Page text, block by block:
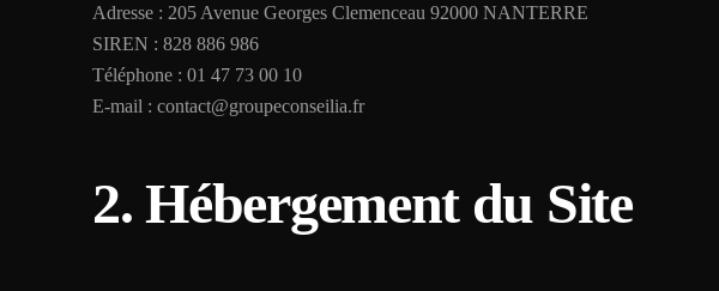
Adresse : 205 Avenue Georges Clemenceau 92000 NANTERRE
SIREN : 828 886 986
Téléphone : 01 47 73 00 10
E-mail : contact@groupeconseilia.fr
2. Hébergement du Site